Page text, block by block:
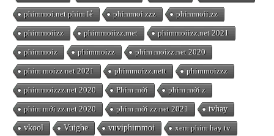
phimmoi.net phim lẻ phimmoi.zzz phimmoii.zz
phimmoiizz phimmoiizz.met phimmoiizz.net 2021
phimmoiz phimmoizz phim moizz.net 2020
phim moizz.net 2021 phimmoizz.nett phimmoizzz
phimmoizzz.net 2020 Phim mới phim mới z
phim mới zz.net 2020 phim mới zz.net 2021 tvhay
vkool Vuighe vuviphimmoi xem phim hay tv